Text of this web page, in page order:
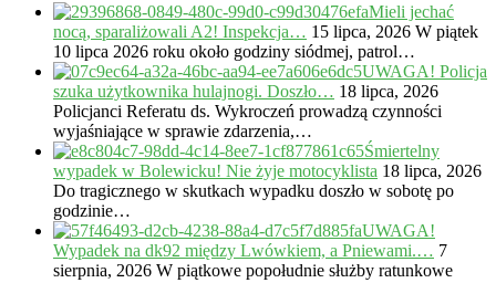
Mieli jechać
nocą, sparaliżowali A2! Inspekcja… 15 lipca, 2026 W piątek
10 lipca 2026 roku około godziny siódmej, patrol…
UWAGA! Policja
szuka użytkownika hulajnogi. Doszło… 18 lipca, 2026
Policjanci Referatu ds. Wykroczeń prowadzą czynności
wyjaśniające w sprawie zdarzenia,…
Śmiertelny
wypadek w Bolewicku! Nie żyje motocyklista 18 lipca, 2026
Do tragicznego w skutkach wypadku doszło w sobotę po
godzinie…
UWAGA!
Wypadek na dk92 między Lwówkiem, a Pniewami.… 7
sierpnia, 2026 W piątkowe popołudnie służby ratunkowe